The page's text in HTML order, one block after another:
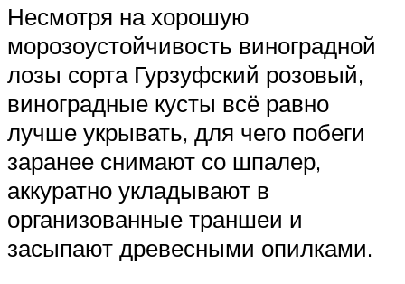
Несмотря на хорошую
морозоустойчивость виноградной
лозы сорта Гурзуфский розовый,
виноградные кусты всё равно
лучше укрывать, для чего побеги
заранее снимают со шпалер,
аккуратно укладывают в
организованные траншеи и
засыпают древесными опилками.